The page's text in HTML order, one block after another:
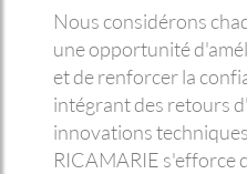
Nous considérons
une opportunité
et de renforcer la
intégrant des retours
innovations
RICAMARIE s'efforce